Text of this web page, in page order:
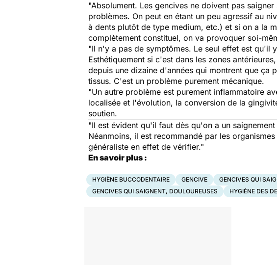
"Absolument. Les gencives ne doivent pas
problèmes. On peut en étant un peu agressif au
à dents plutôt de type medium, etc.) et si on a la
complètement constituel, on va provoquer soi-
"Il n'y a pas de symptômes. Le seul effet est qu'il
Esthétiquement si c'est dans les zones
depuis une dizaine d'années qui montrent que ça
tissus. C'est un problème purement mécanique.
"Un autre problème est purement inflammatoire
localisée et l'évolution, la conversion de la
soutien.
"Il est évident qu'il faut dès qu'on a un
Néanmoins, il est recommandé par les
généraliste en effet de vérifier."
En savoir plus :
HYGIÈNE BUCCODENTAIRE GENCIVE GENCIVES QUI
GENCIVES QUI SAIGNENT, DOULOUREUSES
HYGIÈNE DES